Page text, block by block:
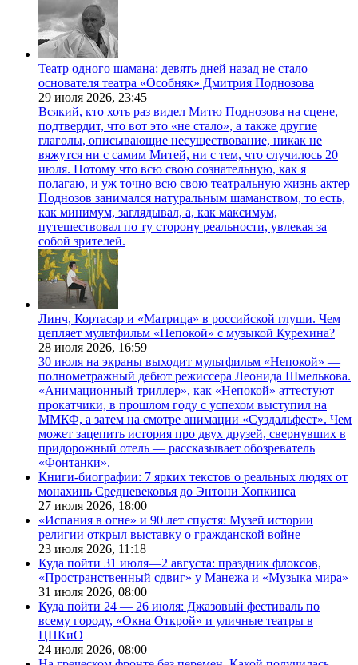
Театр одного шамана: девять дней назад не стало
основателя театра «Особняк» Дмитрия Поднозова
29 июля 2026, 23:45
Всякий, кто хоть раз видел Митю Поднозова на сцене,
подтвердит, что вот это «не стало», а также другие
глаголы, описывающие несуществование, никак не
вяжутся ни с самим Митей, ни с тем, что случилось 20
июля. Потому что всю свою сознательную, как я
полагаю, и уж точно всю свою театральную жизнь актер
Поднозов занимался натуральным шаманством, то есть,
как минимум, заглядывал, а, как максимум,
путешествовал по ту сторону реальности, увлекая за
собой зрителей.
Линч, Кортасар и «Матрица» в российской глуши. Чем
цепляет мультфильм «Непокой» с музыкой Курехина?
28 июля 2026, 16:59
30 июля на экраны выходит мультфильм «Непокой» —
полнометражный дебют режиссера Леонида Шмелькова.
«Анимационный триллер», как «Непокой» аттестуют
прокатчики, в прошлом году с успехом выступил на
ММКФ, а затем на смотре анимации «Суздальфест». Чем
может зацепить история про двух друзей, свернувших в
придорожный отель — рассказывает обозреватель
«Фонтанки».
Книги-биографии: 7 ярких текстов о реальных людях от
монахинь Средневековья до Энтони Хопкинса
27 июля 2026, 18:00
«Испания в огне» и 90 лет спустя: Музей истории
религии открыл выставку о гражданской войне
23 июля 2026, 11:18
Куда пойти 31 июля—2 августа: праздник флоксов,
«Пространственный сдвиг» у Манежа и «Музыка мира»
31 июля 2026, 08:00
Куда пойти 24 — 26 июля: Джазовый фестиваль по
всему городу, «Окна Открой» и уличные театры в
ЦПКиО
24 июля 2026, 08:00